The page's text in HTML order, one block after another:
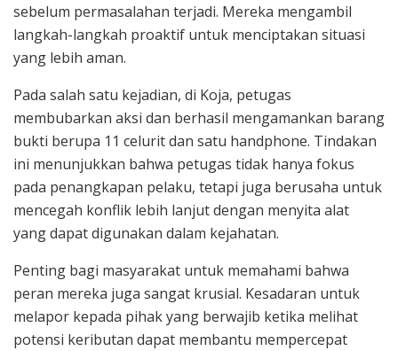
sebelum permasalahan terjadi. Mereka mengambil
langkah-langkah proaktif untuk menciptakan situasi
yang lebih aman.
Pada salah satu kejadian, di Koja, petugas
membubarkan aksi dan berhasil mengamankan barang
bukti berupa 11 celurit dan satu handphone. Tindakan
ini menunjukkan bahwa petugas tidak hanya fokus
pada penangkapan pelaku, tetapi juga berusaha untuk
mencegah konflik lebih lanjut dengan menyita alat
yang dapat digunakan dalam kejahatan.
Penting bagi masyarakat untuk memahami bahwa
peran mereka juga sangat krusial. Kesadaran untuk
melapor kepada pihak yang berwajib ketika melihat
potensi keributan dapat membantu mempercepat